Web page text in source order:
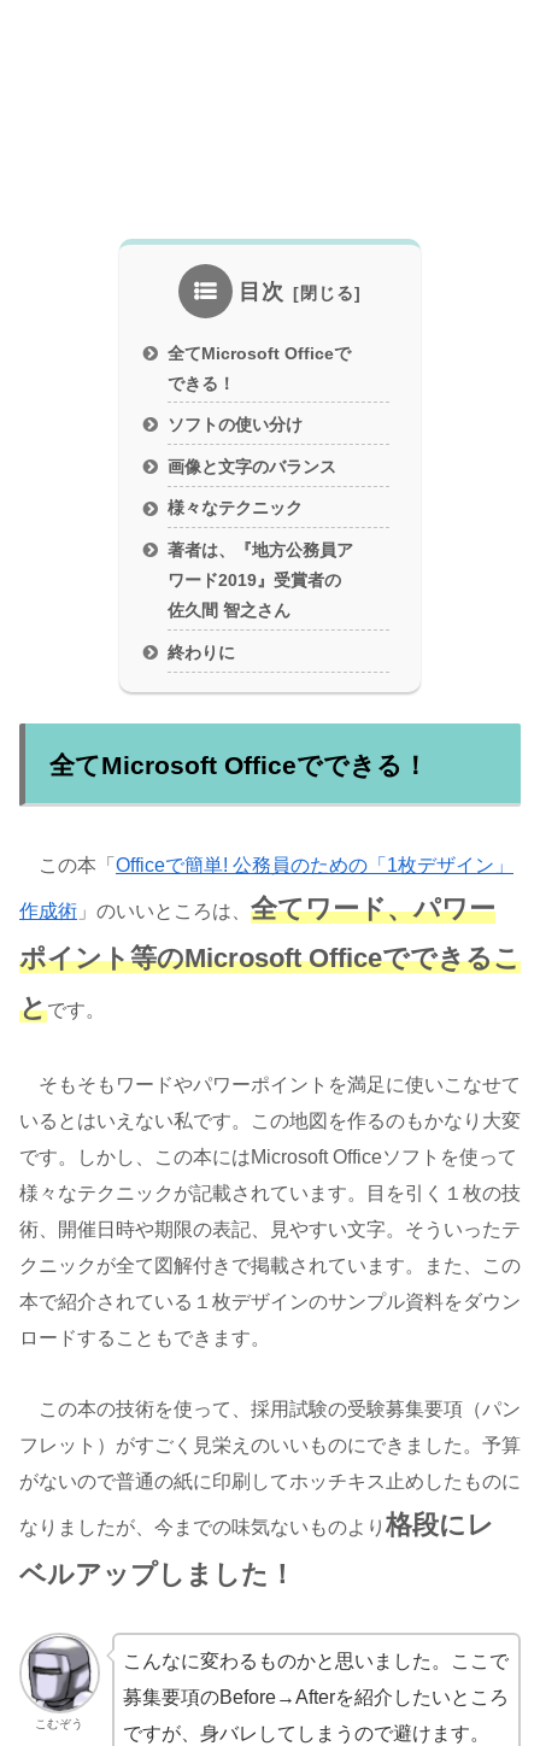
目次
全てMicrosoft Officeで
できる！
ソフトの使い分け
画像と文字のバランス
様々なテクニック
著者は、『地方公務員ア
ワード2019』受賞者の
佐久間 智之さん
終わりに
全てMicrosoft Officeでできる！
この本「 Officeで簡単! 公務員のための「1枚デザイン」
作成術 」のいいところは、 全てワード、パワー
ポイント等のMicrosoft Officeでできるこ
とです。
そもそもワードやパワーポイントを満足に使いこなせて
いるとはいえない私です。この地図を作るのもかなり大変
です。しかし、この本にはMicrosoft Officeソフトを使って
様々なテクニックが記載されています。目を引く１枚の技
術、開催日時や期限の表記、見やすい文字。そういったテ
クニックが全て図解付きで掲載されています。また、この
本で紹介されている１枚デザインのサンプル資料をダウン
ロードすることもできます。
この本の技術を使って、採用試験の受験募集要項（パン
フレット）がすごく見栄えのいいものにできました。予算
がないので普通の紙に印刷してホッチキス止めしたものに
なりましたが、今までの味気ないものより 格段にレ
ベルアップしました！
こむぞう
こんなに変わるものかと思いました。ここで
募集要項のBefore→Afterを紹介したいところ
ですが、身バレしてしまうので避けます。